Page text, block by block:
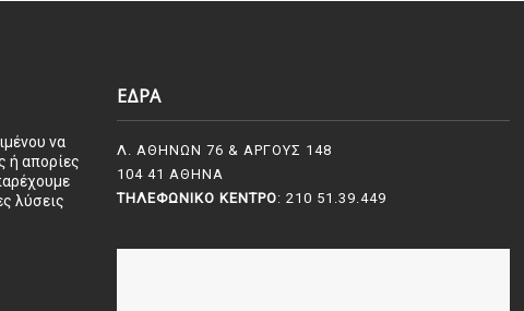
να
ή απορίες
λύσεις
ΕΔΡΑ
Λ. ΑΘΗΝΩΝ 76 & ΑΡΓΟΥΣ 148
104 41 ΑΘΗΝΑ
ΤΗΛΕΦΩΝΙΚΌ ΚΈΝΤΡΟ: 210 51.39.449